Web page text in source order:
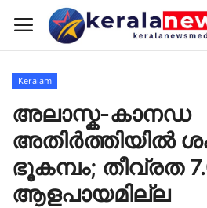
Home
Keralam
National
Keralam
അലാസ്ക-കാനഡ
അതിർത്തിയിൽ
ഭൂകമ്പം; തീവ്രത
ആളപായമില്ല